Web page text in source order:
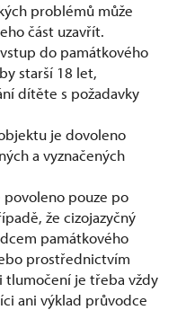
problémů může
část uzavřít.
do památkového
starší 18 let,
dítěte s požadavky
je dovoleno
a vyznačených
pouze po
že cizojazyčný
památkového
prostřednictvím
tlumočení je třeba vždy
ani výklad průvodce